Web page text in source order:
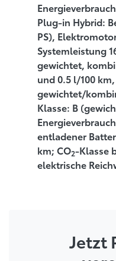
Plug-in Hybrid:
PS),
Systemleistung
gewichtet,
und 0.5 l/100
gewichtet/
Klasse: B
entladener
km; CO2-Klasse
elektrische
Jetzt